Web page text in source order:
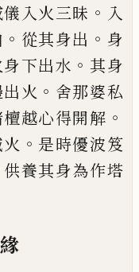
入火三昧 。 入
。 從其身出 。 身
下出水 。 其身
火 。 舍那婆私
越心得開解 。
。 是時優波笈
供養其身為作塔